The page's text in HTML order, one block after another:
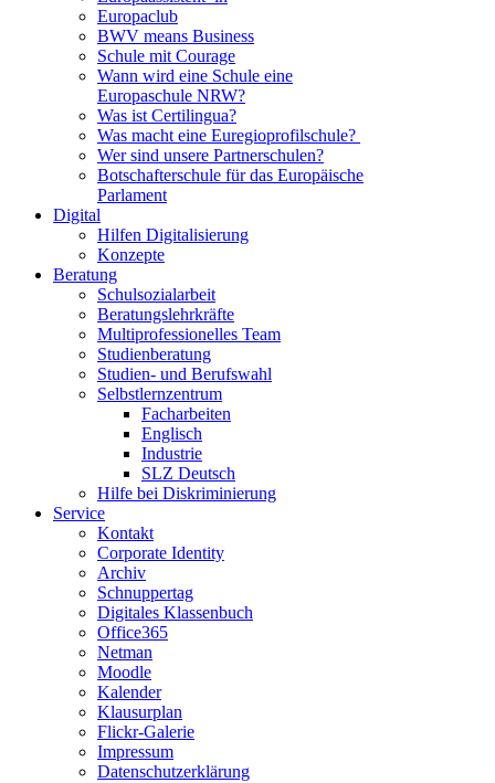
Europaclub
BWV means Business
Schule mit Courage
Wann wird eine Schule eine
Europaschule NRW?
Was ist Certilingua?
Was macht eine Euregioprofilschule?
Wer sind unsere Partnerschulen?
Botschafterschule für das Europäische
Parlament
Digital
Hilfen Digitalisierung
Konzepte
Beratung
Schulsozialarbeit
Beratungslehrkräfte
Multiprofessionelles Team
Studienberatung
Studien- und Berufswahl
Selbstlernzentrum
Facharbeiten
Englisch
Industrie
SLZ Deutsch
Hilfe bei Diskriminierung
Service
Kontakt
Corporate Identity
Archiv
Schnuppertag
Digitales Klassenbuch
Office365
Netman
Moodle
Kalender
Klausurplan
Flickr-Galerie
Impressum
Datenschutzerklärung